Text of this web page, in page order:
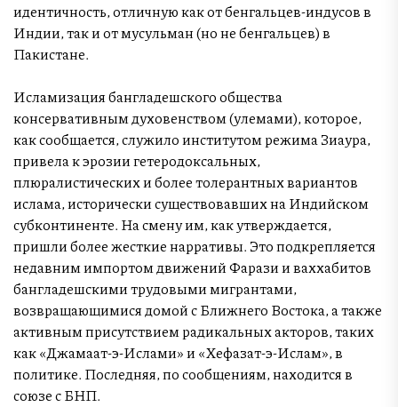
идентичность, отличную как от бенгальцев-индусов в
Индии, так и от мусульман (но не бенгальцев) в
Пакистане.
Исламизация бангладешского общества
консервативным духовенством (улемами), которое,
как сообщается, служило институтом режима Зиаура,
привела к эрозии гетеродоксальных,
плюралистических и более толерантных вариантов
ислама, исторически существовавших на Индийском
субконтиненте. На смену им, как утверждается,
пришли более жесткие нарративы. Это подкрепляется
недавним импортом движений Фарази и ваххабитов
бангладешскими трудовыми мигрантами,
возвращающимися домой с Ближнего Востока, а также
активным присутствием радикальных акторов, таких
как «Джамаат-э-Ислами» и «Хефазат-э-Ислам», в
политике. Последняя, по сообщениям, находится в
союзе с БНП.